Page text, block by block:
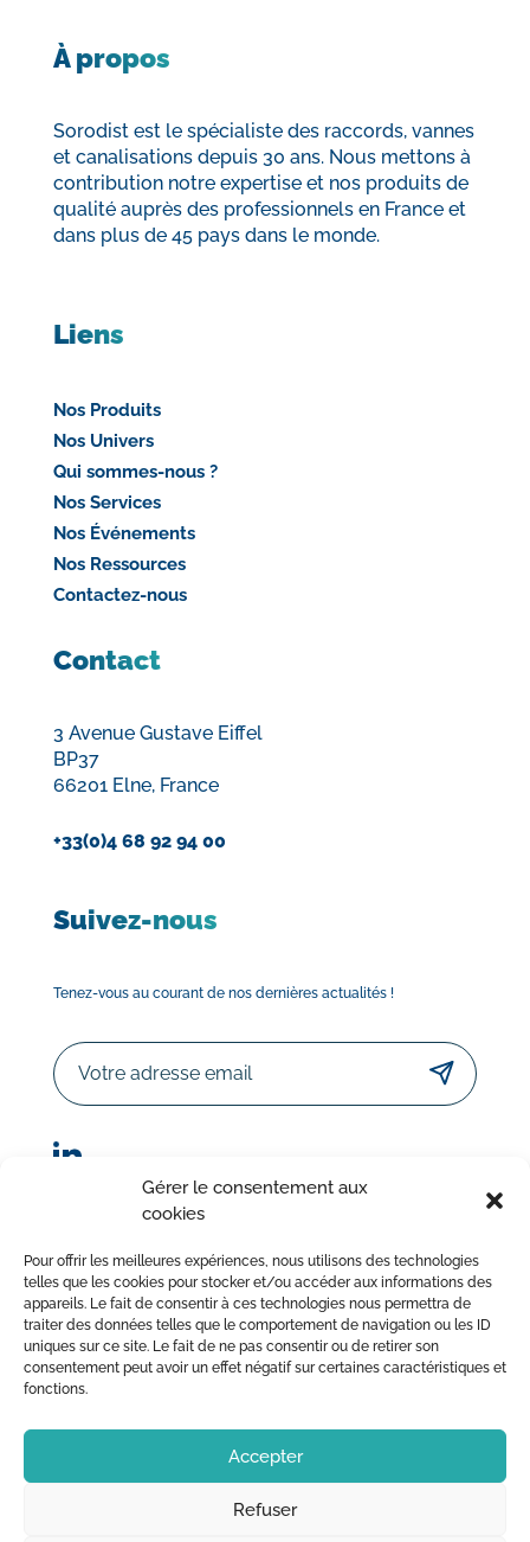
Gérer le consentement aux
cookies
Pour offrir les meilleures expériences, nous utilisons des technologies
telles que les cookies pour stocker et/ou accéder aux informations des
appareils. Le fait de consentir à ces technologies nous permettra de
traiter des données telles que le comportement de navigation ou les ID
uniques sur ce site. Le fait de ne pas consentir ou de retirer son
consentement peut avoir un effet négatif sur certaines caractéristiques et
fonctions.
Accepter
Refuser
À propos
Sorodist est le spécialiste des raccords, vannes
et canalisations depuis 30 ans. Nous mettons à
contribution notre expertise et nos produits de
qualité auprès des professionnels en France et
dans plus de 45 pays dans le monde.
Liens
Nos Produits
Nos Univers
Qui sommes-nous ?
Nos Services
Nos Événements
Nos Ressources
Contactez-nous
Contact
3 Avenue Gustave Eiffel
BP37
66201 Elne, France
+33(0)4 68 92 94 00
Suivez-nous
Tenez-vous au courant de nos dernières actualités !
Email
© Sorodist 2023 – Tous droits réservés | Réalisation :
AttrapTemps|Mentions légales|Politique de confidentialité
|Conditions Générales de Vente